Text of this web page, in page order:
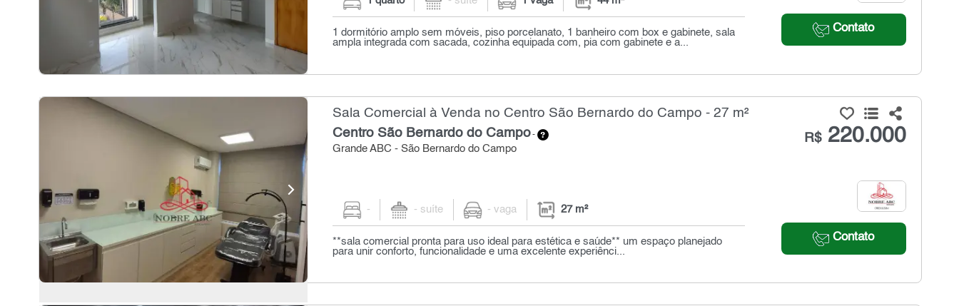
Contato
1 dormitório amplo sem móveis, piso porcelanato, 1 banheiro com box e gabinete, sala
ampla integrada com sacada, cozinha equipada com, pia com gabinete e a...
Sala Comercial à Venda no Centro São Bernardo do Campo - 27 m²
Centro São Bernardo do Campo-
Grande ABC - São Bernardo do Campo
R$220.000
Contato
- - suíte - vaga 27 m²
**sala comercial pronta para uso ideal para estética e saúde** um espaço planejado
para unir conforto, funcionalidade e uma excelente experiênci...